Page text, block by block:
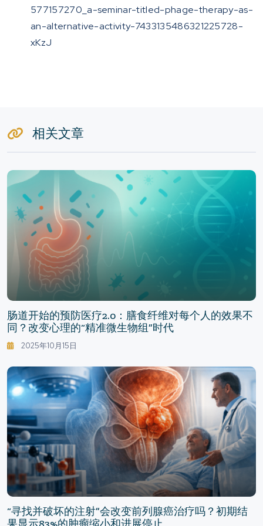
577157270_a-seminar-titled-phage-therapy-as-
an-alternative-activity-7433135486321225728-
xKzJ
相关文章
肠道开始的预防医疗2.0：膳食纤维对每个人的效果不
同？改变心理的“精准微生物组”时代
2025年10月15日
“寻找并破坏的注射”会改变前列腺癌治疗吗？初期结